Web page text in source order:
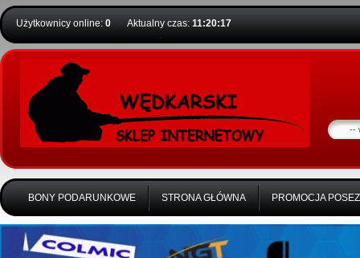
Użytkownicy online: 0 Aktualny czas: 11:20:17
BONY PODARUNKOWE STRONA GŁÓWNA PROMOCJA